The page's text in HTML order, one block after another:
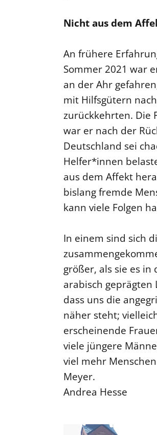
Nicht aus dem
An frühere
Sommer 2021 war
an der Ahr
mit Hilfsgütern
zurückkehrten. Die
war er nach der
Deutschland sei
Helfer*innen
aus dem Affekt
bislang fremde
kann viele Folgen
In einem sind sich
größer, als sie es in
arabisch geprägten
dass uns die
näher steht;
erscheinende
viele jüngere
viel mehr
Meyer.
Andrea Hesse